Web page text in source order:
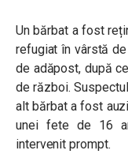
Un bărbat a fost
refugiat în vârstă
de adăpost, după
de război.
alt bărbat a fost
unei fete de 16
intervenit prompt.